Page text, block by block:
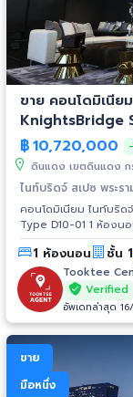
ขาย คอนโดมิเนีย
KnightsBridge
฿10,720,000
ดินแดง เขตดินแดง ก
ไนท์บริดจ์ สเปซ พระร
คอนโดมิเนียม ไนท์บริด
Type D10-01 1 ห้องนอน 1 ห้องน้ำ ชั้น15 ขนาด 42.24 ตร.ม. 🏢คอนโด ย่าน
ธุรกิจที่อุดมไปด้วยสำนั
ลงทุน - ใกล้ MRT พระ
บริเวณใกล้เคียง จับทุกสายตา
สะดวกครบครัน - ฟิต
ว่ายน้ำ - Co-Working
ความปลอดภัย - กล้อ
ด้วย Key Card เข้า-อ
ปลอดภัย 24 ชั่วโมง
1 ห้องนอน ชั้น
Tooktee
Verified
อัพเดทล่าสุด
ขาย
มือหนึ่ง